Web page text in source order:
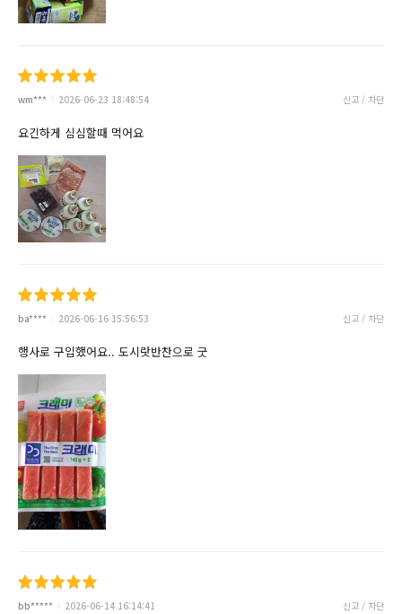
wm*** 2026-06-23 18:48:54 신고 / 차단
요긴하게 심심할때 먹어요
ba**** 2026-06-16 15:56:53 신고 / 차단
행사로 구입했어요.. 도시랏반찬으로 굿
bb***** 2026-06-14 16:14:41 신고 / 차단